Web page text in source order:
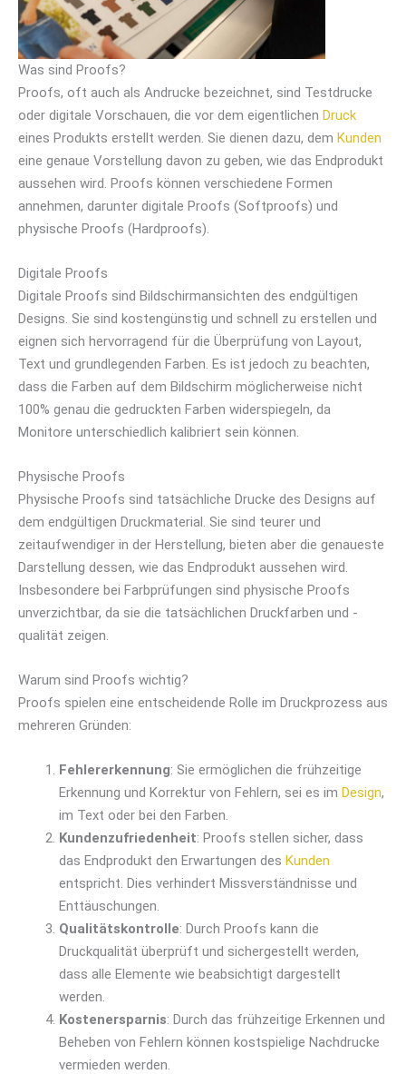
Was sind Proofs?
Proofs, oft auch als Andrucke bezeichnet, sind Testdrucke
oder digitale Vorschauen, die vor dem eigentlichen Druck
eines Produkts erstellt werden. Sie dienen dazu, dem Kunden
eine genaue Vorstellung davon zu geben, wie das Endprodukt
aussehen wird. Proofs können verschiedene Formen
annehmen, darunter digitale Proofs (Softproofs) und
physische Proofs (Hardproofs).
Digitale Proofs
Digitale Proofs sind Bildschirmansichten des endgültigen
Designs. Sie sind kostengünstig und schnell zu erstellen und
eignen sich hervorragend für die Überprüfung von Layout,
Text und grundlegenden Farben. Es ist jedoch zu beachten,
dass die Farben auf dem Bildschirm möglicherweise nicht
100% genau die gedruckten Farben widerspiegeln, da
Monitore unterschiedlich kalibriert sein können.
Physische Proofs
Physische Proofs sind tatsächliche Drucke des Designs auf
dem endgültigen Druckmaterial. Sie sind teurer und
zeitaufwendiger in der Herstellung, bieten aber die genaueste
Darstellung dessen, wie das Endprodukt aussehen wird.
Insbesondere bei Farbprüfungen sind physische Proofs
unverzichtbar, da sie die tatsächlichen Druckfarben und -
qualität zeigen.
Warum sind Proofs wichtig?
Proofs spielen eine entscheidende Rolle im Druckprozess aus
mehreren Gründen:
Fehlererkennung: Sie ermöglichen die frühzeitige
Erkennung und Korrektur von Fehlern, sei es im Design,
im Text oder bei den Farben.
Kundenzufriedenheit: Proofs stellen sicher, dass
das Endprodukt den Erwartungen des Kunden
entspricht. Dies verhindert Missverständnisse und
Enttäuschungen.
Qualitätskontrolle: Durch Proofs kann die
Druckqualität überprüft und sichergestellt werden,
dass alle Elemente wie beabsichtigt dargestellt
werden.
Kostenersparnis: Durch das frühzeitige Erkennen und
Beheben von Fehlern können kostspielige Nachdrucke
vermieden werden.